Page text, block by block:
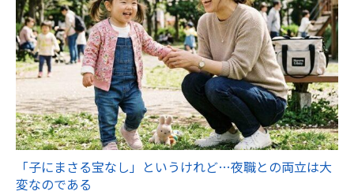
「子にまさる宝なし」というけれど…夜職との両立は大
変なのである